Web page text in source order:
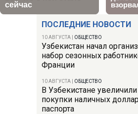
ПОСЛЕДНИЕ НОВОСТИ
10 АВГУСТА ОБЩЕСТВО
Узбекистан начал
набор сезонных
Франции
10 АВГУСТА ОБЩЕСТВО
В Узбекистане
покупки наличных
паспорта